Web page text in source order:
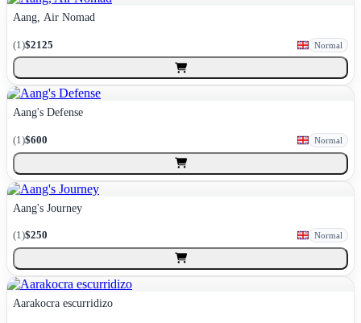
Aang, Air Nomad
(1)$2125 Normal
Aang's Defense
(1)$600 Normal
Aang's Journey
(1)$250 Normal
Aarakocra escurridizo